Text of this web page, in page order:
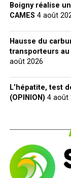
Boigny réalise
CAMES 4 août
Hausse du
transporteurs
août 2026
L’hépatite, test
(OPINION) 4 août